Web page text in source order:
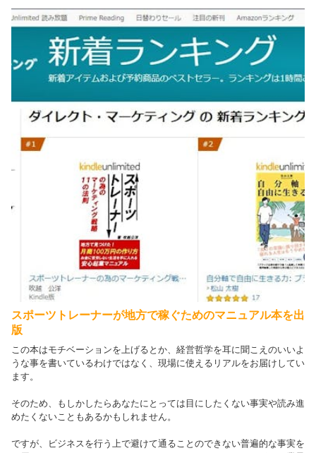
スポーツトレーナーが地方で稼ぐためのマニュアル本を出
版
この本はモチベーションを上げるとか、経営哲学を耳に聞こえのいいよ
うな事を書いているわけではなく、現場に使えるリアルをお届けしてい
ます。
そのため、もしかしたらあなたにとっては目にしたくない事実や読み進
めたくないこともあるかもしれません。
ですが、ビジネスを行う上で避けて通ることのできない普遍的な事実を